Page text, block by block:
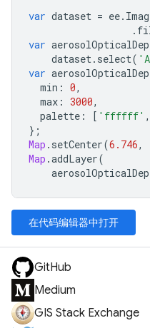
var dataset = ee.
.
var
dataset. select(
var
min : 0,
max : 3000,
palette : [ 'ffffff' ,
};
Map . setCenter(6.746,
Map .addLayer(
在代码编辑器中打开
GitHub
Medium
GIS Stack Exchange